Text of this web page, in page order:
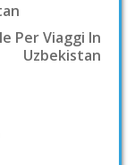
Per Viaggi In
Uzbekistan